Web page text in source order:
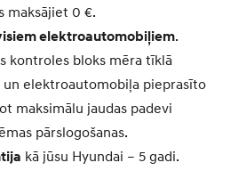
maksājiet 0 €.
elektroautomobiļiem.
kontroles bloks mēra tīklā
un elektroautomobiļa pieprasīto
maksimālu jaudas padevi
pārslogošanas.
kā jūsu Hyundai – 5 gadi.